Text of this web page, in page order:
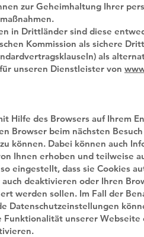
zur Geheimhaltung Ihrer
in Drittländer sind diese
Kommission als sichere
als
unseren Dienstleister von
Hilfe des Browsers auf Ihrem
Browser beim nächsten
können. Dabei können auch
Ihnen erhoben und teilweise
eingestellt, dass sie Cookies
deaktivieren oder Ihren
werden sollen. Im Fall der
Datenschutzeinstellungen
unserer Webseite